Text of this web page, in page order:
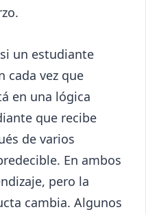
un estudiante
cada vez que
en una lógica
que recibe
de varios
En ambos
pero la
cambia. Algunos